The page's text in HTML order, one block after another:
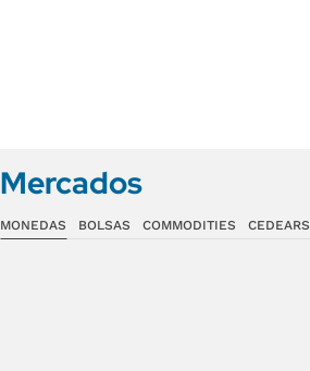
Mercados
MONEDAS BOLSAS COMMODITIES CEDEARS